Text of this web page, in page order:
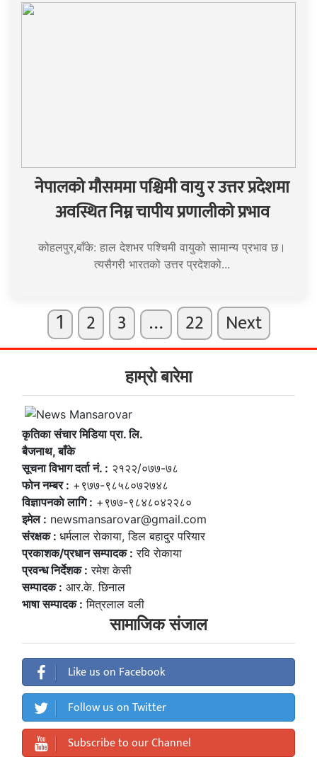
नेपालको मौसममा पश्चिमी वायु र उत्तर प्रदेशमा
अवस्थित निम्न चापीय प्रणालीको प्रभाव
कोहलपुर,बाँके: हाल देशभर पश्चिमी वायुको सामान्य प्रभाव छ।
त्यसैगरी भारतको उत्तर प्रदेशको...
1 2 3 … 22 Next
हाम्राे बारेमा
कृतिका संचार मिडिया प्रा. लि.
बैजनाथ, बाँके
सूचना विभाग दर्ता नं. : २१२२/०७७-७८
फोन नम्बर : +९७७-९८५८०७२७४८
विज्ञापनकाे लागि : +९७७-९८४८०४२२८०
इमेल : newsmansarovar@gmail.com
संरक्षक : धर्मलाल राेकाया, डिल बहादुर परियार
प्रकाशक/प्रधान सम्पादक : रवि राेकाया
प्रवन्ध निर्देशक : रमेश केसी
सम्पादक : आर.के. छिनाल
भाषा सम्पादक : मित्रलाल वली
सामाजिक संजाल
Like us on Facebook
Follow us on Twitter
Subscribe to our Channel